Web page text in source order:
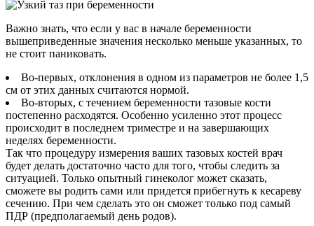
Важно знать, что если у вас в начале беременности
вышеприведенные значения несколько меньше указанных, то
не стоит паниковать.
Во-первых, отклонения в одном из параметров не более 1,5
см от этих данных считаются нормой.
Во-вторых, с течением беременности тазовые кости
постепенно расходятся. Особенно усиленно этот процесс
происходит в последнем триместре и на завершающих
неделях беременности.
Так что процедуру измерения ваших тазовых костей врач
будет делать достаточно часто для того, чтобы следить за
ситуацией. Только опытный гинеколог может сказать,
сможете вы родить сами или придется прибегнуть к кесареву
сечению. При чем сделать это он сможет только под самый
ПДР (предполагаемый день родов).